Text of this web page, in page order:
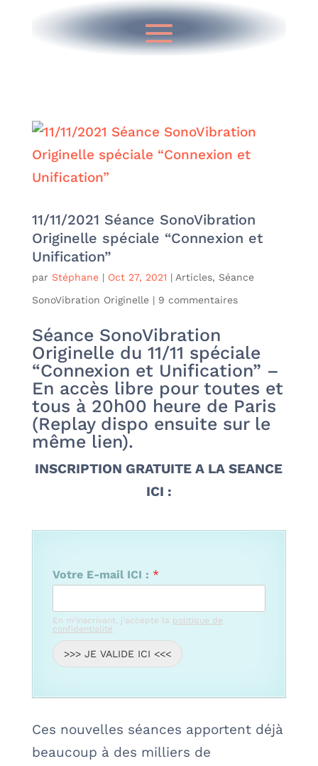
11/11/2021 Séance SonoVibration
Originelle spéciale “Connexion et
Unification”
par Stéphane| Oct 27, 2021 | Articles, Séance
SonoVibration Originelle| 9 commentaires
Séance SonoVibration
Originelle du 11/11 spéciale
“Connexion et Unification” –
En accès libre pour toutes et
tous à 20h00 heure de Paris
(Replay dispo ensuite sur le
même lien).
INSCRIPTION GRATUITE A LA SEANCE
ICI :
Votre E-mail ICI : *
En m'inscrivant, j'accepte la politique de
confidentialité
>>> JE VALIDE ICI <<<
Ces nouvelles séances apportent déjà
beaucoup à des milliers de